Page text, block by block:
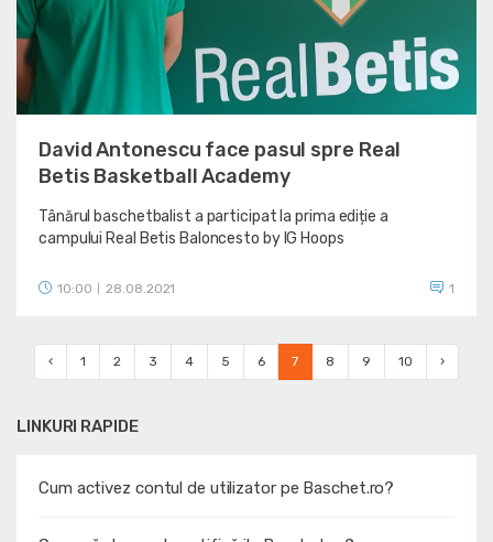
LINKURI RAPIDE
Cum activez contul de utilizator pe Baschet.ro?
David Antonescu face pasul spre Real
Betis Basketball Academy
Tânărul baschetbalist a participat la prima ediție a
campului Real Betis Baloncesto by IG Hoops
10:00 28.08.2021 1
‹ 1 2 3 4 5 6 7 8 9 10 ›